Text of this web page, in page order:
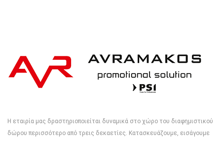
Η εταιρία μας δραστηριοποιείται δυναμικά στο χώρο του διαφημιστικού
δώρου περισσότερο από τρεις δεκαετίες. Κατασκευάζουμε, εισάγουμε